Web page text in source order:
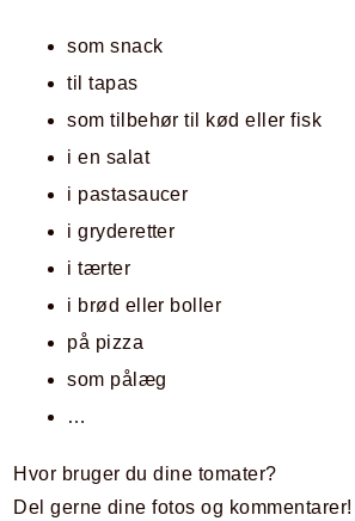
som snack
til tapas
som tilbehør til kød eller fisk
i en salat
i pastasaucer
i gryderetter
i tærter
i brød eller boller
på pizza
som pålæg
…
Hvor bruger du dine tomater?
Del gerne dine fotos og kommentarer!